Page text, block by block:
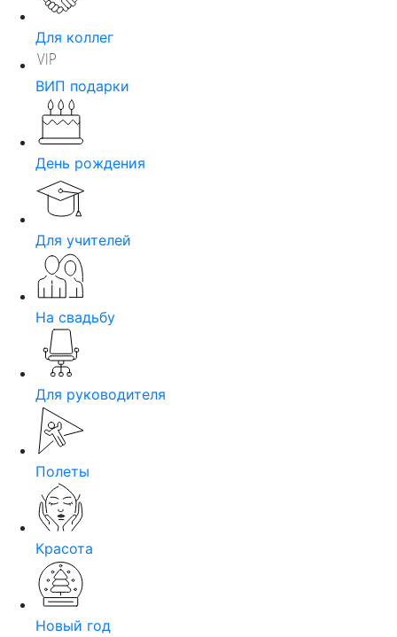
Для коллег
ВИП подарки
День рождения
Для учителей
На свадьбу
Для руководителя
Полеты
Красота
Новый год